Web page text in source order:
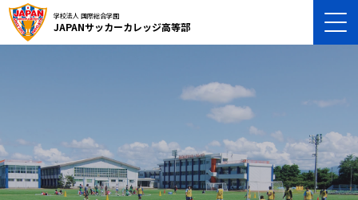
学校法人 国際総合学園
JAPANサッカーカレッジ高等部